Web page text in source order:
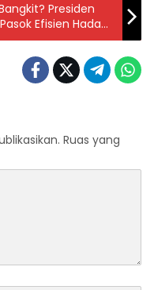
Presiden
Efisien Hadapi
Ruas yang